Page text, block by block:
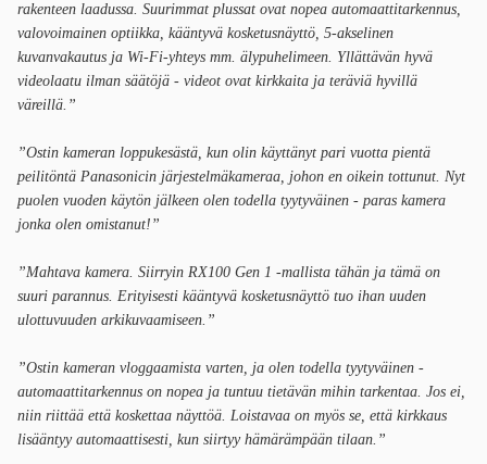
rakenteen laadussa. Suurimmat plussat ovat nopea automaattitarkennus,
valovoimainen optiikka, kääntyvä kosketusnäyttö, 5-akselinen
kuvanvakautus ja Wi-Fi-yhteys mm. älypuhelimeen. Yllättävän hyvä
videolaatu ilman säätöjä - videot ovat kirkkaita ja teräviä hyvillä
väreillä.”
”Ostin kameran loppukesästä, kun olin käyttänyt pari vuotta pientä
peilitöntä Panasonicin järjestelmäkameraa, johon en oikein tottunut. Nyt
puolen vuoden käytön jälkeen olen todella tyytyväinen - paras kamera
jonka olen omistanut!”
”Mahtava kamera. Siirryin RX100 Gen 1 -mallista tähän ja tämä on
suuri parannus. Erityisesti kääntyvä kosketusnäyttö tuo ihan uuden
ulottuvuuden arkikuvaamiseen.”
”Ostin kameran vloggaamista varten, ja olen todella tyytyväinen -
automaattitarkennus on nopea ja tuntuu tietävän mihin tarkentaa. Jos ei,
niin riittää että koskettaa näyttöä. Loistavaa on myös se, että kirkkaus
lisääntyy automaattisesti, kun siirtyy hämärämpään tilaan.”